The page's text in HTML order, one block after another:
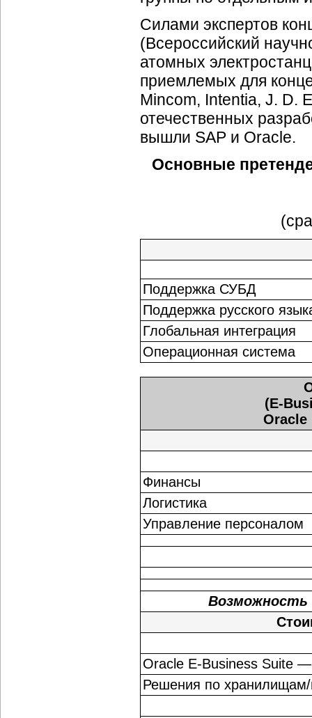
Силами экспертов
(Всероссийский
атомных
приемлемых для
Mincom, Intentia, J. D.
отечественных
вышли SAP и Oracle.
Основные
Поддержка СУБД
Поддержка русского
Глобальная интеграция
Операционная система
(E-
Oracle
Финансы
Логистика
Управление персоналом
Возможность
Oracle E-Business Suite
Решения по хранилищам/